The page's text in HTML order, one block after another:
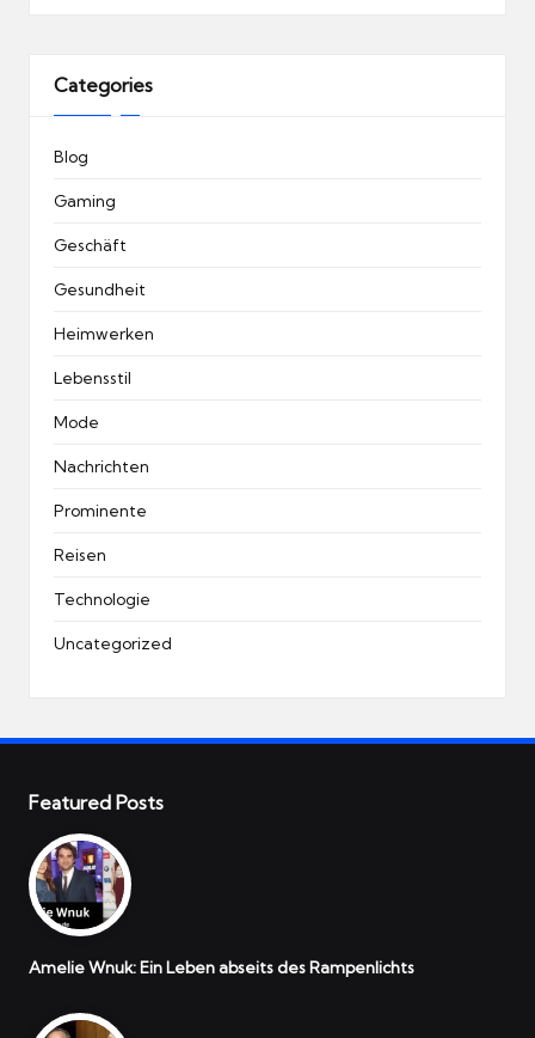
Categories
Blog
Gaming
Geschäft
Gesundheit
Heimwerken
Lebensstil
Mode
Nachrichten
Prominente
Reisen
Technologie
Uncategorized
Featured Posts
Amelie Wnuk: Ein Leben abseits des Rampenlichts